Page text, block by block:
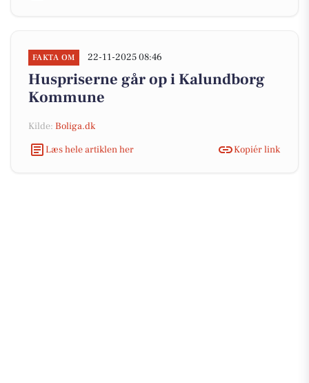
FAKTA OM 22-11-2025 08:46
Huspriserne går op i Kalundborg
Kommune
Kilde: Boliga.dk
Læs hele artiklen her
Kopiér link